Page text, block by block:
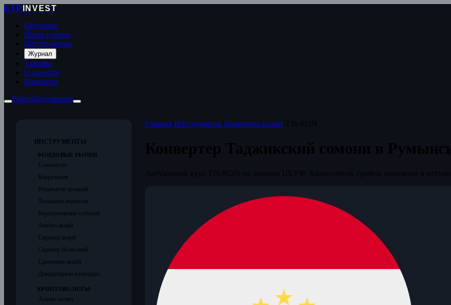
ETP
INVEST
Обучение
Наши сделки
Инструменты
Журнал
Тарифы
О проекте
Контакты
ВойтиПлатформа
ИНСТРУМЕНТЫ
ФОНДОВЫЕ РЫНКИ
Сезонность
Корреляция
Индикатор позиций
Теханализ индексов
Корпоративные события
Анализ акций
Скринер акций
Скринер облигаций
Сравнение акций
Дивидендный календарь
КРИПТОВАЛЮТЫ
Анализ монет
Главная/ Инструменты/ Конвертер валют/